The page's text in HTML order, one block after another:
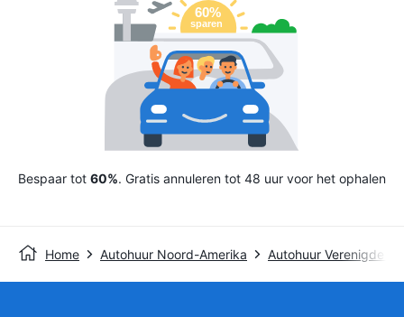
Bespaar tot 60%. Gratis annuleren tot 48 uur voor het ophalen
Home Autohuur Noord-Amerika Autohuur Verenigde